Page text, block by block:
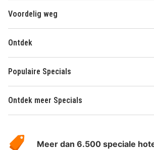
Voordelig weg
Ontdek
Populaire Specials
Ontdek meer Specials
HotelSpecials
Meer dan 6.500 speciale